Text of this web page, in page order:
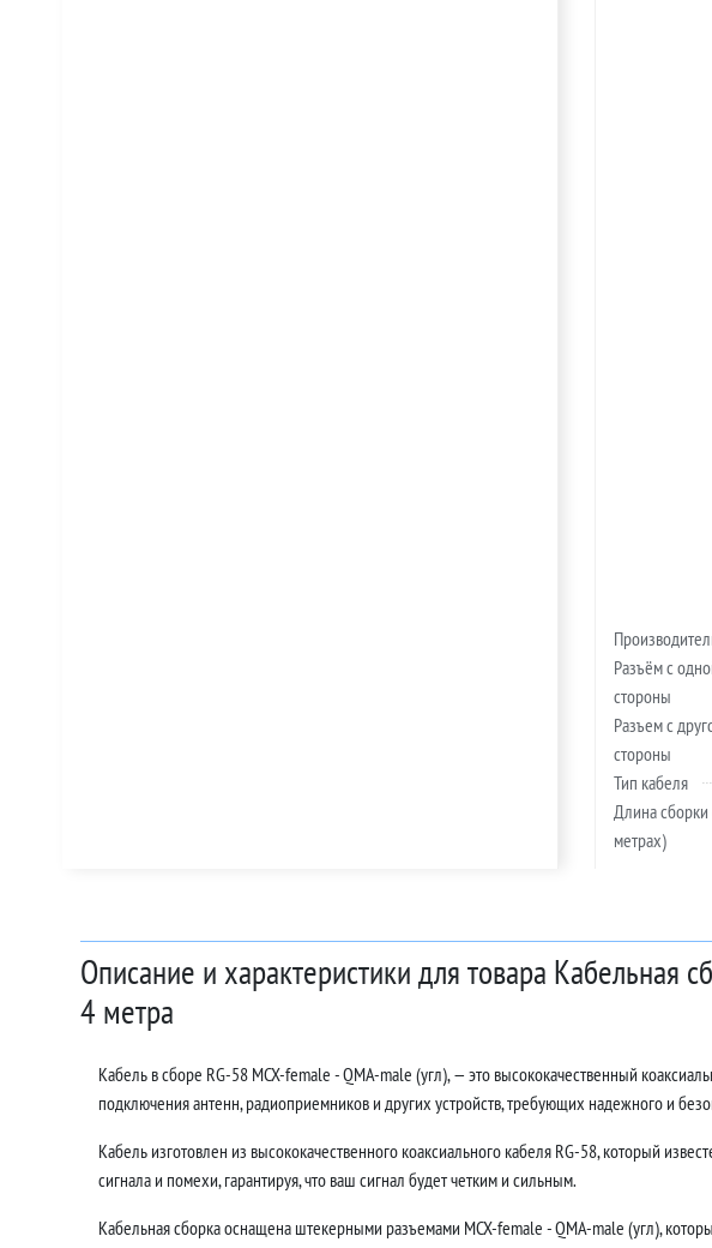
Разъём с
стороны
Разъем с
стороны
Тип кабеля
Длина сборки
метрах)
Описание и характеристики для товара Кабельная
4 метра
Кабель в сборе RG-58 MCX-female - QMA-male (угл), — это высококачественный
подключения антенн, радиоприемников и других устройств, требующих надежного и
Кабель изготовлен из высококачественного коаксиального кабеля RG-58, который
сигнала и помехи, гарантируя, что ваш сигнал будет четким и сильным.
Кабельная сборка оснащена штекерными разъемами MCX-female - QMA-male (угл),